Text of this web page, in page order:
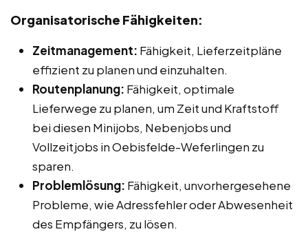
Organisatorische Fähigkeiten:
Zeitmanagement: Fähigkeit, Lieferzeitpläne
effizient zu planen und einzuhalten.
Routenplanung: Fähigkeit, optimale
Lieferwege zu planen, um Zeit und Kraftstoff
bei diesen Minijobs, Nebenjobs und
Vollzeitjobs in Oebisfelde-Weferlingen zu
sparen.
Problemlösung: Fähigkeit, unvorhergesehene
Probleme, wie Adressfehler oder Abwesenheit
des Empfängers, zu lösen.